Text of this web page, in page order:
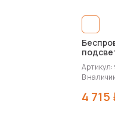
Eco»
Артикул:
В
4 715